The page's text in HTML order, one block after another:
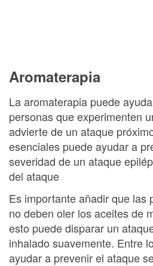
Aromaterapia
La aromaterapia puede
personas que experimenten
advierte de un ataque
esenciales puede ayudar a
severidad de un ataque
del ataque
Es importante añadir que las
no deben oler los aceites de
esto puede disparar un
inhalado suavemente. Entre
ayudar a prevenir el ataque